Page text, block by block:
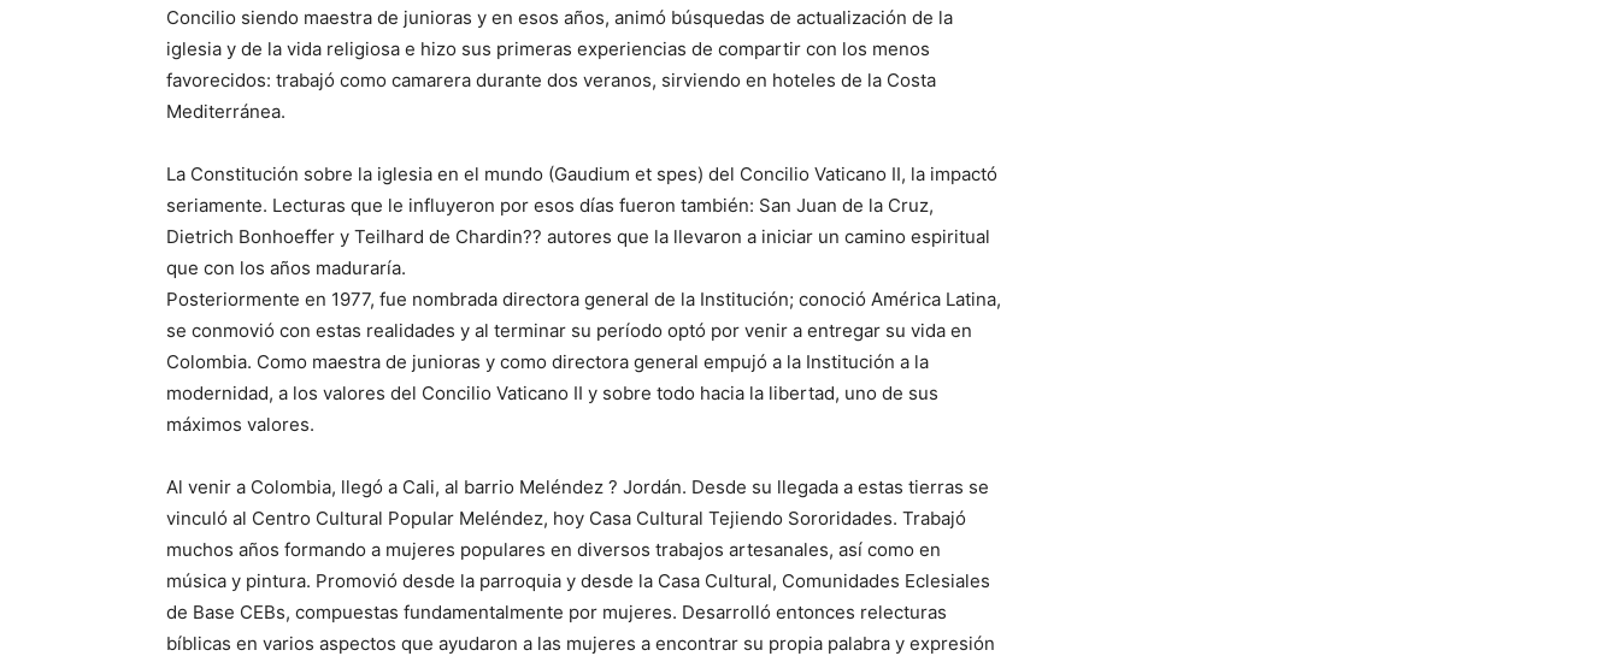
Concilio siendo maestra de junioras y en esos años, animó búsquedas de actualización de la
iglesia y de la vida religiosa e hizo sus primeras experiencias de compartir con los menos
favorecidos: trabajó como camarera durante dos veranos, sirviendo en hoteles de la Costa
Mediterránea.
La Constitución sobre la iglesia en el mundo (Gaudium et spes) del Concilio Vaticano II, la impactó
seriamente. Lecturas que le influyeron por esos días fueron también: San Juan de la Cruz,
Dietrich Bonhoeffer y Teilhard de Chardin?? autores que la llevaron a iniciar un camino espiritual
que con los años maduraría.
Posteriormente en 1977, fue nombrada directora general de la Institución; conoció América Latina,
se conmovió con estas realidades y al terminar su período optó por venir a entregar su vida en
Colombia. Como maestra de junioras y como directora general empujó a la Institución a la
modernidad, a los valores del Concilio Vaticano II y sobre todo hacia la libertad, uno de sus
máximos valores.
Al venir a Colombia, llegó a Cali, al barrio Meléndez ? Jordán. Desde su llegada a estas tierras se
vinculó al Centro Cultural Popular Meléndez, hoy Casa Cultural Tejiendo Sororidades. Trabajó
muchos años formando a mujeres populares en diversos trabajos artesanales, así como en
música y pintura. Promovió desde la parroquia y desde la Casa Cultural, Comunidades Eclesiales
de Base CEBs, compuestas fundamentalmente por mujeres. Desarrolló entonces relecturas
bíblicas en varios aspectos que ayudaron a las mujeres a encontrar su propia palabra y expresión